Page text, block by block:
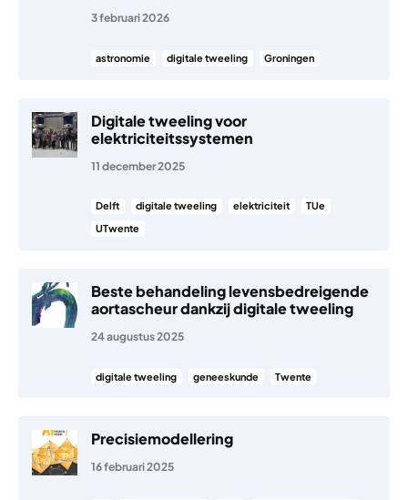
3 februari 2026
astronomie digitale tweeling Groningen
Digitale tweeling voor
elektriciteitssystemen
11 december 2025
Delft digitale tweeling elektriciteit
TUe
UTwente
Beste behandeling levensbedreigende
aortascheur dankzij digitale tweeling
24 augustus 2025
digitale tweeling geneeskunde Twente
Precisiemodellering
16 februari 2025